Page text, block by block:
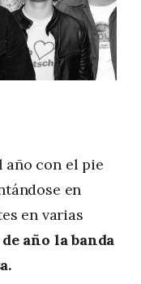
año con el pie
en
en varias
año la banda